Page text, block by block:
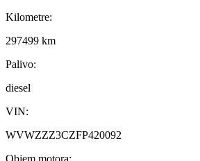
Kilometre:
297499 km
Palivo:
diesel
VIN:
WVWZZZ3CZFP420092
Objem motora: